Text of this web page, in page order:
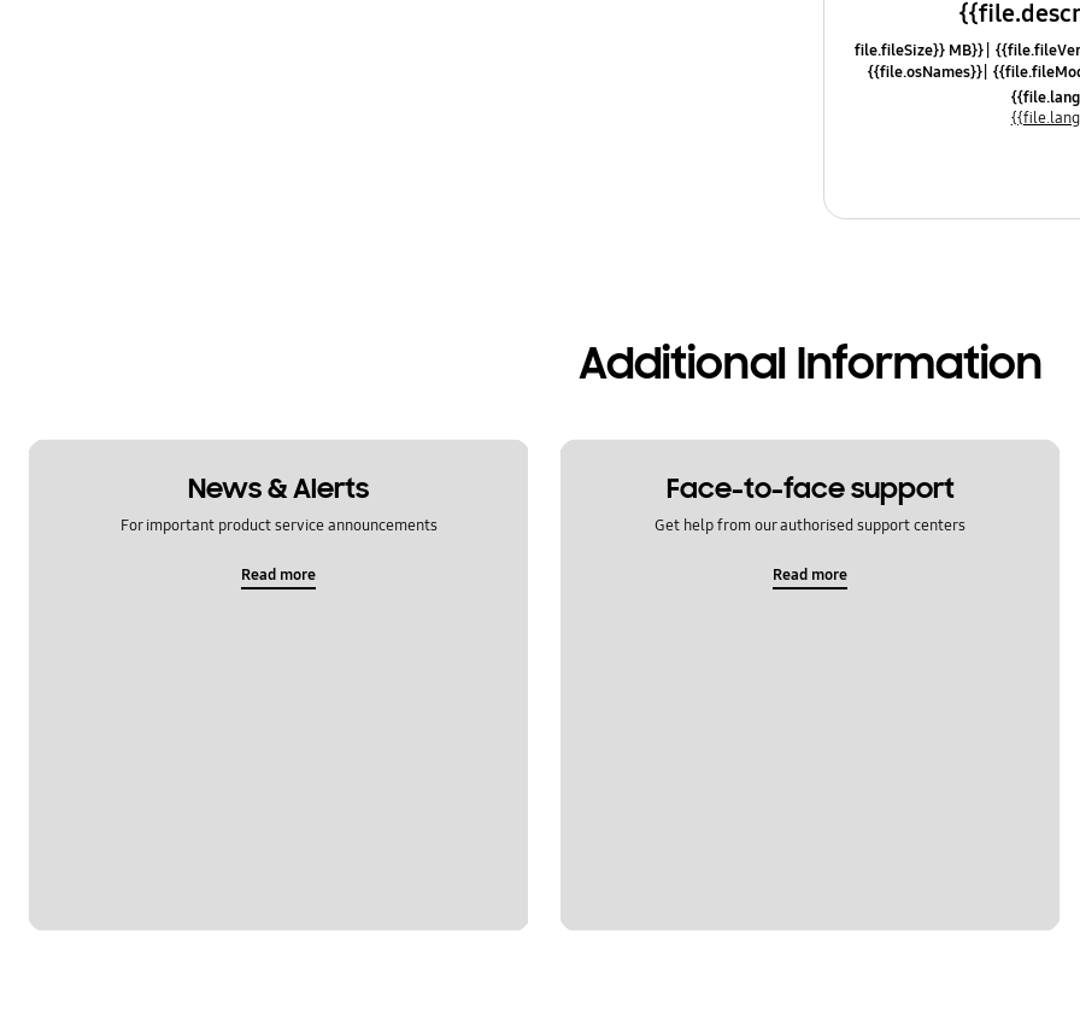
{{file.fileSize}} MB
{{file.osNames}}
Additional Information
Face-to-face support
Get help from our authorised support centers
Read more
News & Alerts
For important product service announcements
Read more